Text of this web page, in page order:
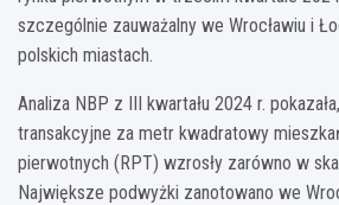
szczególnie zauważalny we Wrocławiu i
polskich miastach.
Analiza NBP z III kwartału 2024 r.
transakcyjne za metr kwadratowy
pierwotnych (RPT) wzrosły zarówno w
Największe podwyżki zanotowano we